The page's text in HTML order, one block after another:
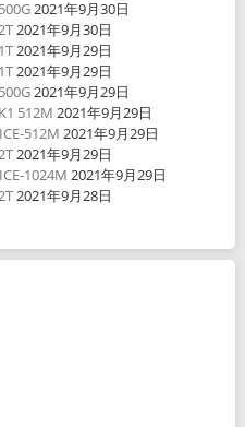
2021年9月30日
2021年9月30日
2021年9月29日
2021年9月29日
2021年9月29日
512M 2021年9月29日
512M 2021年9月29日
2021年9月29日
1024M 2021年9月29日
2021年9月28日